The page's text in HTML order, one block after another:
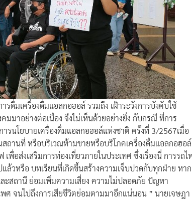
รดื่มเครื่องดื่มแอลกอฮอล์ รวมถึง เฝ้าระวังการบังคับใช้
มาอย่างต่อเนื่อง จึงไม่เห็นด้วยอย่างยิ่ง กับกรณี ที่การ
นโยบายเครื่องดื่มแอลกอฮอล์แห่งชาติ ครั้งที่ 3/2567เมื่อ
ถานที่ หรือบริเวณห้ามขายหรือบริโภคเครื่องดื่มแอลกอฮอล์
อส่งเสริมการท่องเที่ยวภายในประเทศ ซึ่งเรื่องนี่ การรถไฟ
ล้วหรือ บทเรียนที่เกิดขึ้นสร้างความเจ็บปวดกับทุกฝ่าย หาก
สถานี ย่อมเพิ่มความเสี่ยง ความไม่ปลอดภัย ปัญหา
จนไปถึงการเสียชีวิตย่อมตามมาอีกแน่นอน ” นายเจษฎา